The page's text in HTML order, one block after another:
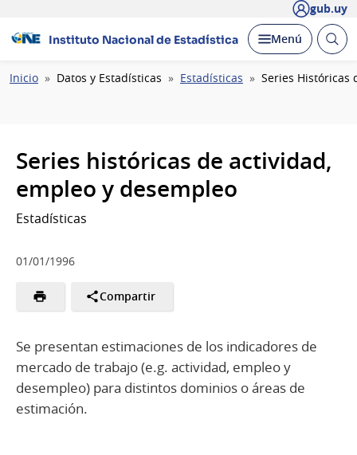
gub.uy
Instituto Nacional de Estadística Desplegar
Menú Abrir
Ruta
Inicio Datos y Estadísticas Estadísticas Series Históricas
Series históricas de actividad,
empleo y desempleo
Estadísticas
01/01/1996
Compartir
Se presentan estimaciones de los indicadores de
mercado de trabajo (e.g. actividad, empleo y
desempleo) para distintos dominios o áreas de
estimación.